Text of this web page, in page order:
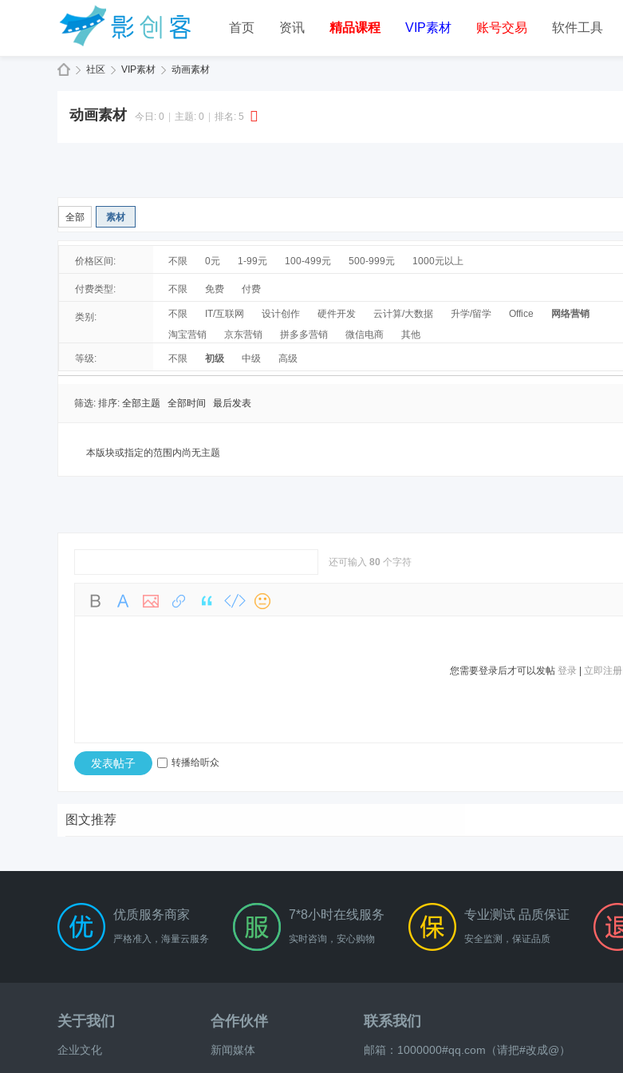
首页 资讯 精品课程 VIP素材 账号交易 软件工具
社区 VIP素材 动画素材
动画素材 今日: 0 主题: 0 排名: 5
全部 素材
价格区间: 不限 0元 1-99元 100-499元 500-999元 1000元以上
付费类型: 不限 免费 付费
类别: 不限 IT/互联网 设计创作 硬件开发 云计算/大数据 升学/留学 Office
网络营销
淘宝营销
京东营销 拼多多营销 微信电商 其他
等级: 不限 初级 中级 高级
筛选: 全部主题 全部时间
排序: 最后发表
本版块或指定的范围内尚无主题
还可输入 80 个字符
您需要登录后才可以发帖 登录 立即注册
发表帖子 转播给听众
图文推荐
优质服务商家
严格准入，海量云服务
7*8小时在线服务
实时咨询，安心购物
专业测试 品质保证
安全监测，保证品质
关于我们
企业文化
合作伙伴
新闻媒体
联系我们
邮箱：1000000#qq.com（请把#改成@）